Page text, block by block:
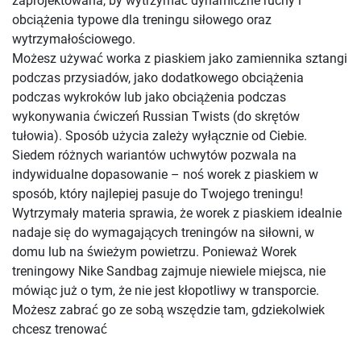
obciążenia typowe dla treningu siłowego oraz
wytrzymałościowego.
Możesz używać worka z piaskiem jako zamiennika sztangi
podczas przysiadów, jako dodatkowego obciążenia
podczas wykroków lub jako obciążenia podczas
wykonywania ćwiczeń Russian Twists (do skrętów
tułowia). Sposób użycia zależy wyłącznie od Ciebie.
Siedem różnych wariantów uchwytów pozwala na
indywidualne dopasowanie – noś worek z piaskiem w
sposób, który najlepiej pasuje do Twojego treningu!
Wytrzymały materia sprawia, że worek z piaskiem idealnie
nadaje się do wymagających treningów na siłowni, w
domu lub na świeżym powietrzu. Ponieważ Worek
treningowy Nike Sandbag zajmuje niewiele miejsca, nie
mówiąc już o tym, że nie jest kłopotliwy w transporcie.
Możesz zabrać go ze sobą wszędzie tam, gdziekolwiek
chcesz trenować